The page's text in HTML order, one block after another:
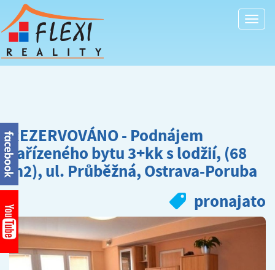
REZERVOVÁNO - Podnájem
zařízeného bytu 3+kk s lodžií, (68
m2), ul. Průběžná, Ostrava-Poruba
pronajato